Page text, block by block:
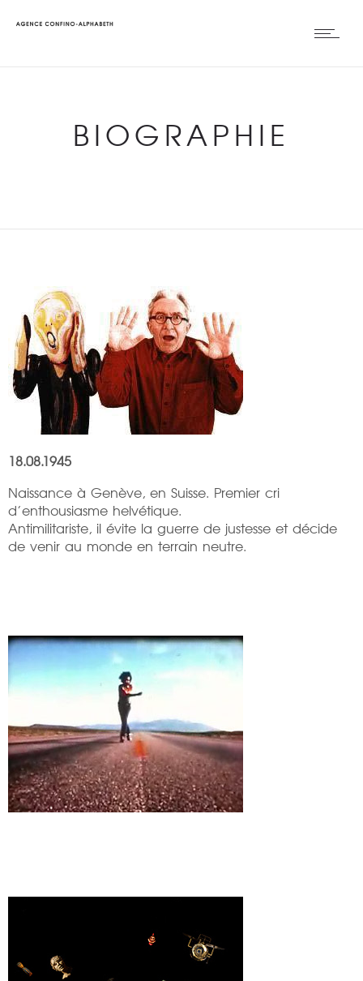
BIOGRAPHIE
18.08.1945
Naissance à Genève, en Suisse. Premier cri
d’enthousiasme helvétique.
Antimilitariste, il évite la guerre de justesse et décide
de venir au monde en terrain neutre.